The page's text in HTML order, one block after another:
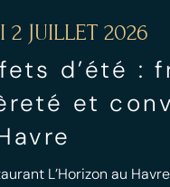
2 JUILLET 2026
d’été :
et
L’Horizon au